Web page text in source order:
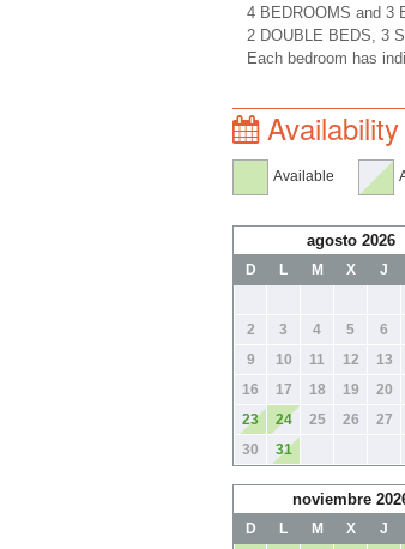
4 BEDROOMS and 3
2 DOUBLE BEDS, 3
Each bedroom has
Available
agosto 2026
D L M X J
2
3 4 5 6
9
10 11 12 13
16
17 18 19 20
23
24 25 26 27
30
31
noviembre
D L M X J